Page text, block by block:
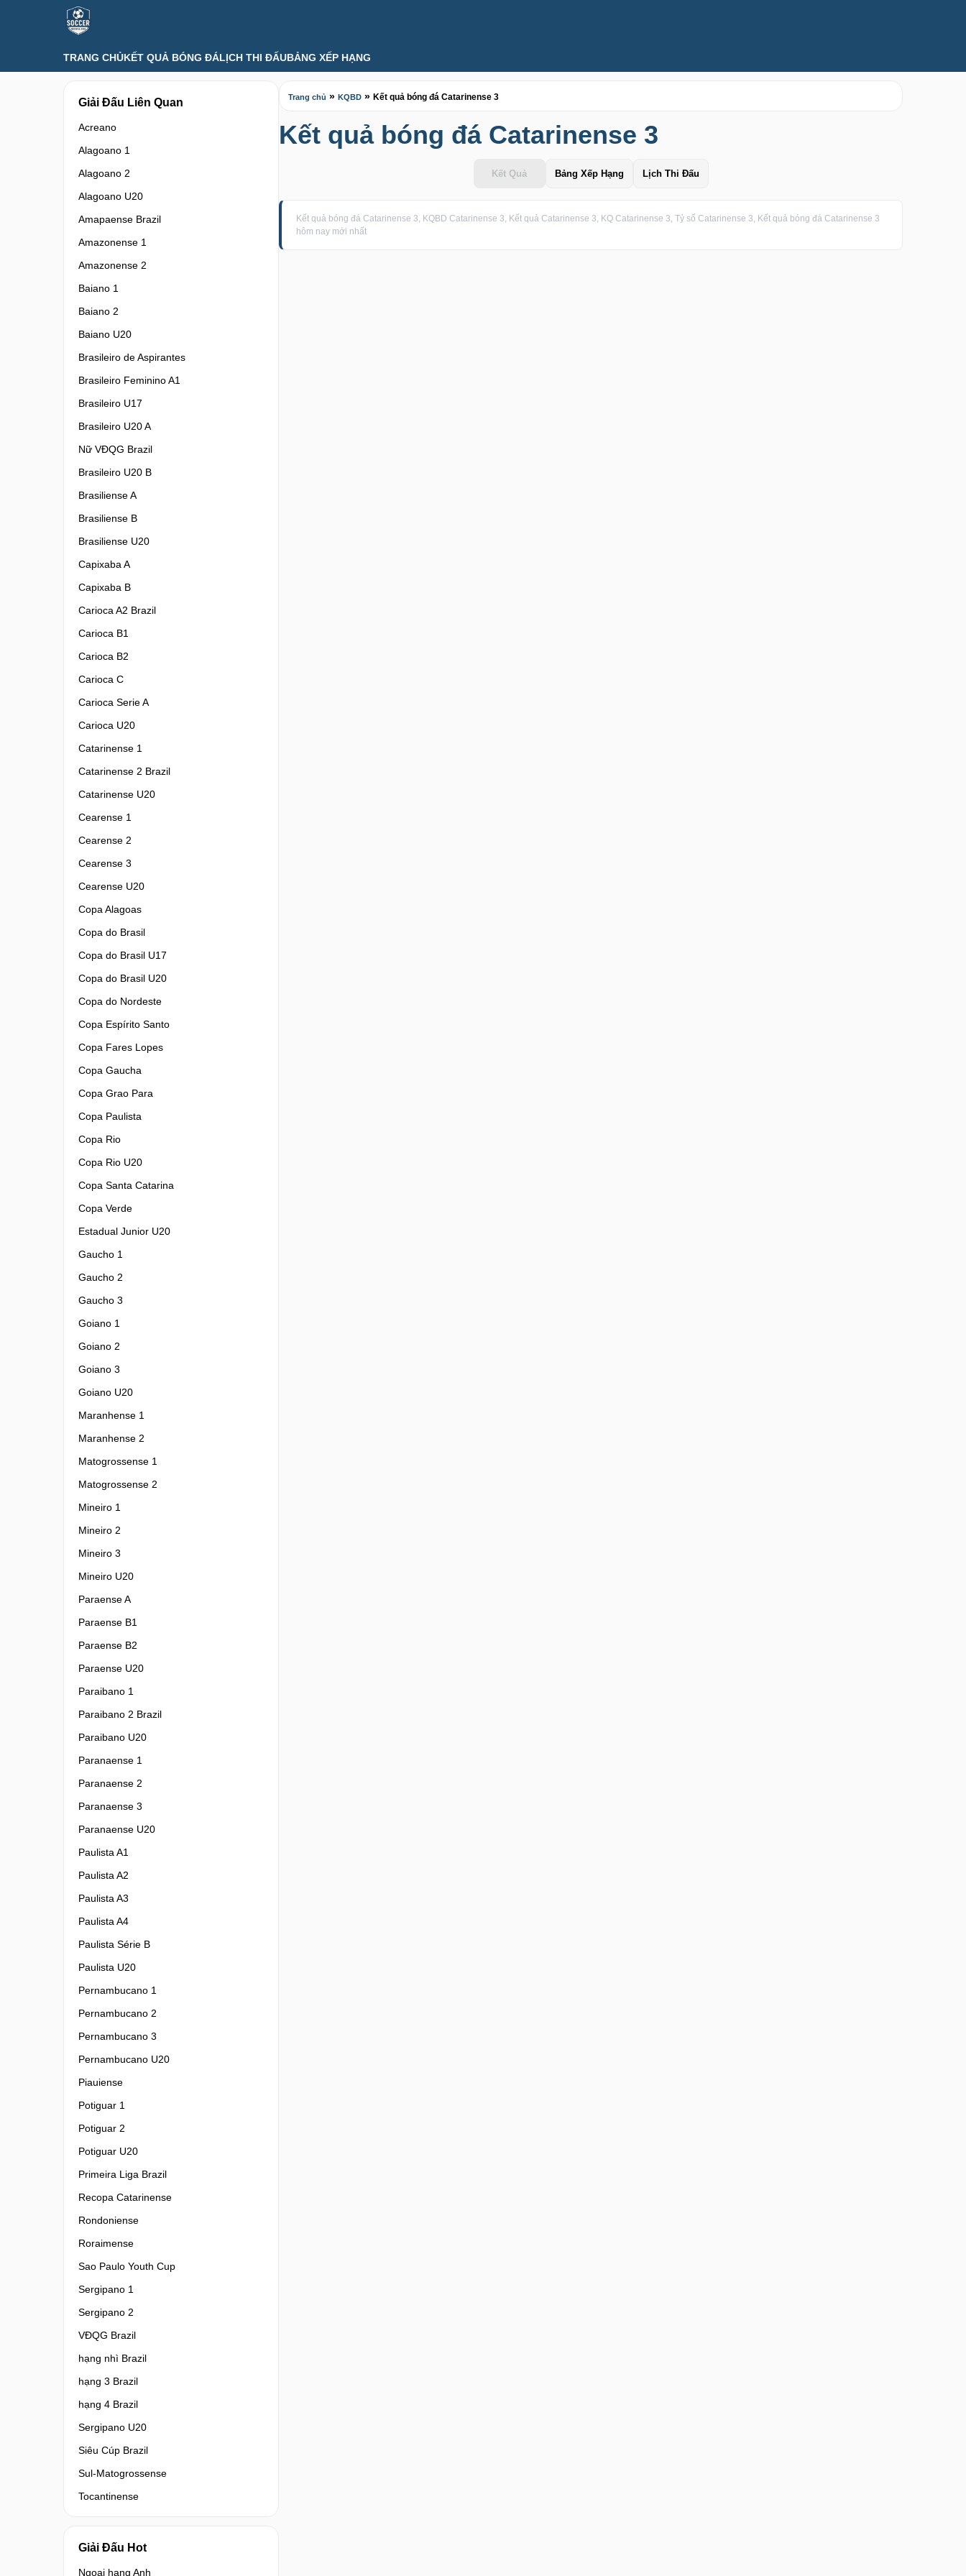
TRANG CHỦKẾT QUẢ BÓNG ĐÁLỊCH THI ĐẤUBẢNG XẾP HẠNG
Giải Đấu Liên Quan
Acreano
Alagoano 1
Alagoano 2
Alagoano U20
Amapaense Brazil
Amazonense 1
Amazonense 2
Baiano 1
Baiano 2
Baiano U20
Brasileiro de Aspirantes
Brasileiro Feminino A1
Brasileiro U17
Brasileiro U20 A
Nữ VĐQG Brazil
Brasileiro U20 B
Brasiliense A
Brasiliense B
Brasiliense U20
Capixaba A
Capixaba B
Carioca A2 Brazil
Carioca B1
Carioca B2
Carioca C
Carioca Serie A
Carioca U20
Catarinense 1
Catarinense 2 Brazil
Catarinense U20
Cearense 1
Cearense 2
Cearense 3
Cearense U20
Copa Alagoas
Copa do Brasil
Copa do Brasil U17
Copa do Brasil U20
Copa do Nordeste
Copa Espírito Santo
Copa Fares Lopes
Copa Gaucha
Copa Grao Para
Copa Paulista
Copa Rio
Copa Rio U20
Copa Santa Catarina
Copa Verde
Estadual Junior U20
Gaucho 1
Gaucho 2
Gaucho 3
Goiano 1
Goiano 2
Goiano 3
Goiano U20
Maranhense 1
Maranhense 2
Matogrossense 1
Matogrossense 2
Mineiro 1
Mineiro 2
Mineiro 3
Mineiro U20
Paraense A
Paraense B1
Paraense B2
Paraense U20
Paraibano 1
Paraibano 2 Brazil
Paraibano U20
Paranaense 1
Paranaense 2
Paranaense 3
Paranaense U20
Paulista A1
Paulista A2
Paulista A3
Paulista A4
Paulista Série B
Paulista U20
Pernambucano 1
Pernambucano 2
Pernambucano 3
Pernambucano U20
Piauiense
Potiguar 1
Potiguar 2
Potiguar U20
Primeira Liga Brazil
Recopa Catarinense
Rondoniense
Roraimense
Sao Paulo Youth Cup
Sergipano 1
Sergipano 2
VĐQG Brazil
hạng nhì Brazil
hạng 3 Brazil
hạng 4 Brazil
Sergipano U20
Siêu Cúp Brazil
Sul-Matogrossense
Tocantinense
Giải Đấu Hot
Ngoại hạng Anh
Trang chủ » KQBD » Kết quả bóng đá Catarinense 3
Kết quả bóng đá Catarinense 3
Kết Quả Bảng Xếp Hạng Lịch Thi Đấu
Kết quả bóng đá Catarinense 3, KQBD Catarinense 3, Kết quả Catarinense 3, KQ Catarinense 3, Tỷ số Catarinense 3, Kết quả bóng đá Catarinense 3
hôm nay mới nhất